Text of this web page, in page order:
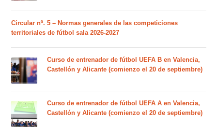
Circular nº. 5 – Normas generales de las competiciones
territoriales de fútbol sala 2026-2027
Curso de entrenador de fútbol UEFA B en Valencia,
Castellón y Alicante (comienzo el 20 de septiembre)
Curso de entrenador de fútbol UEFA A en Valencia,
Castellón y Alicante (comienzo el 20 de septiembre)